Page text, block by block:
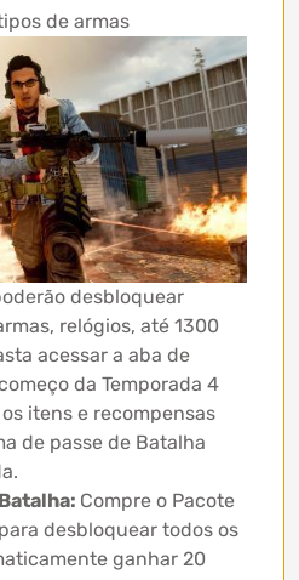
de armas
desbloquear
relógios, até 1300
acessar a aba de
da Temporada 4
itens e recompensas
de passe de Batalha
Compre o Pacote
desbloquear todos os
ganhar 20